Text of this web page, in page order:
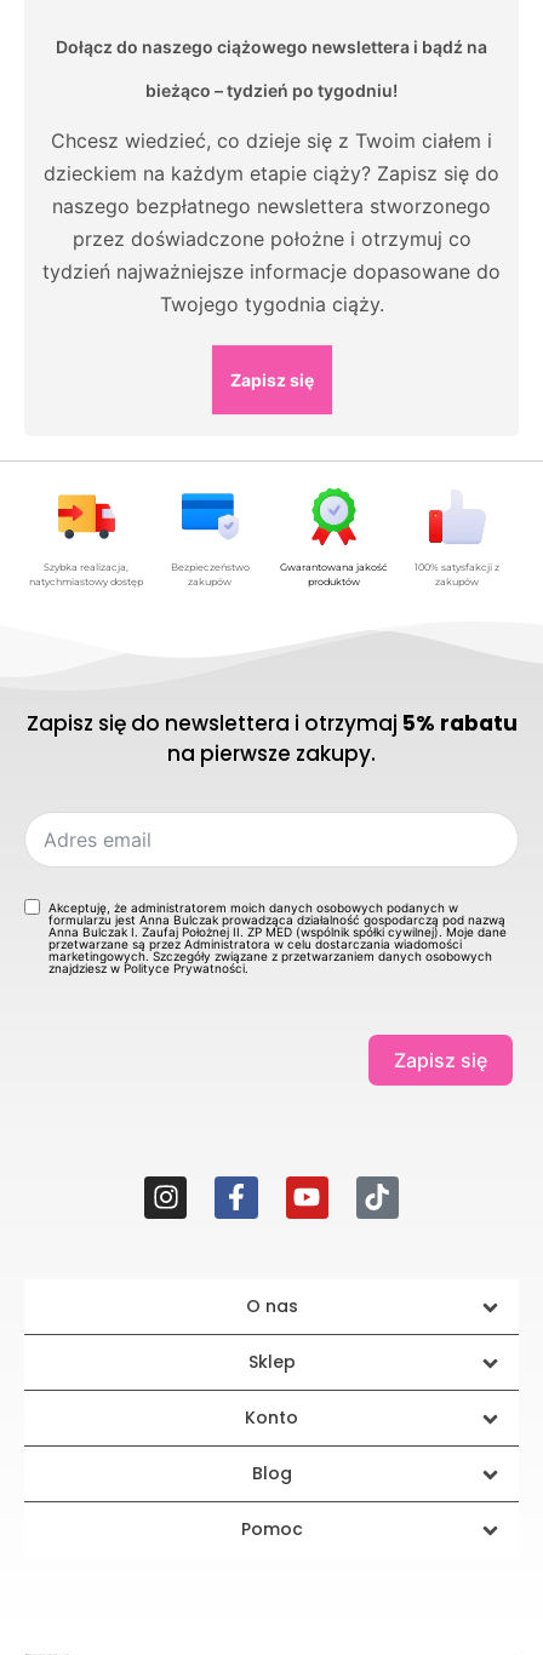
Dołącz do naszego ciążowego newslettera i bądź na
bieżąco – tydzień po tygodniu!
Chcesz wiedzieć, co dzieje się z Twoim ciałem i
dzieckiem na każdym etapie ciąży? Zapisz się do
naszego bezpłatnego newslettera stworzonego
przez doświadczone położne i otrzymuj co
tydzień najważniejsze informacje dopasowane do
Twojego tygodnia ciąży.
Zapisz się
Szybka realizacja,
natychmiastowy dostęp
Bezpieczeństwo
zakupów
Gwarantowana jakość
produktów
100% satysfakcji z
zakupów
Zapisz się do newslettera i otrzymaj 5% rabatu
na pierwsze zakupy.
Akceptuję, że administratorem moich danych osobowych podanych w
formularzu jest Anna Bulczak prowadząca działalność gospodarczą pod nazwą
Anna Bulczak I. Zaufaj Położnej II. ZP MED (wspólnik spółki cywilnej). Moje dane
przetwarzane są przez Administratora w celu dostarczania wiadomości
marketingowych. Szczegóły związane z przetwarzaniem danych osobowych
znajdziesz w Polityce Prywatności.
Zapisz się
O nas
Sklep
Konto
Blog
Pomoc